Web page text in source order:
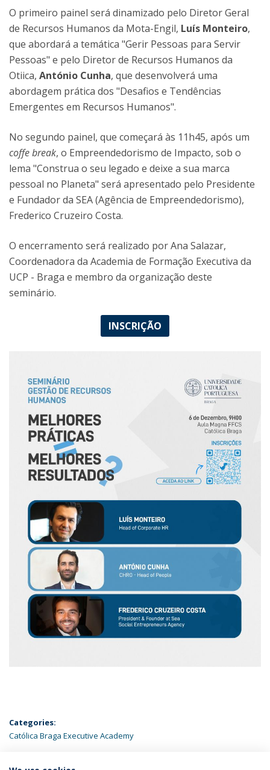
O primeiro painel será dinamizado pelo Diretor Geral
de Recursos Humanos da Mota-Engil, Luís Monteiro,
que abordará a temática "Gerir Pessoas para Servir
Pessoas" e pelo Diretor de Recursos Humanos da
Otiica, António Cunha, que desenvolverá uma
abordagem prática dos "Desafios e Tendências
Emergentes em Recursos Humanos".
No segundo painel, que começará às 11h45, após um
coffe break, o Empreendedorismo de Impacto, sob o
lema "Construa o seu legado e deixe a sua marca
pessoal no Planeta" será apresentado pelo Presidente
e Fundador da SEA (Agência de Empreendedorismo),
Frederico Cruzeiro Costa.
O encerramento será realizado por Ana Salazar,
Coordenadora da Academia de Formação Executiva da
UCP - Braga e membro da organização deste
seminário.
INSCRIÇÃO
Categories:
Católica Braga Executive Academy